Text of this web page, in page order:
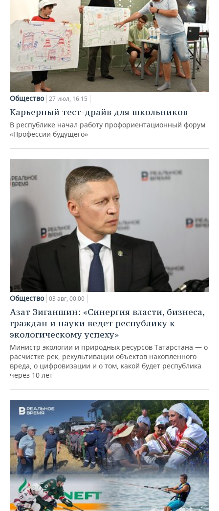
Общество 27 июл, 16:15
Карьерный тест-драйв для школьников
В республике начал работу профориентационный форум
«Профессии будущего»
Общество 03 авг, 00:00
Азат Зиганшин: «Синергия власти, бизнеса,
граждан и науки ведет республику к
экологическому успеху»
Министр экологии и природных ресурсов Татарстана — о
расчистке рек, рекультивации объектов накопленного
вреда, о цифровизации и о том, какой будет республика
через 10 лет